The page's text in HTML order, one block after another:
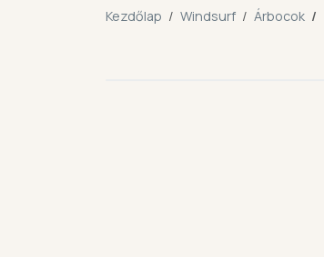
Kezdőlap Windsurf Árbocok